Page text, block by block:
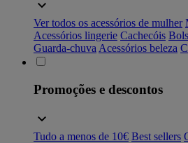
Ver todos os acessórios de mulher
Acessórios lingerie Cachecóis
Guarda-chuva Acessórios beleza
Promoções e descontos
Tudo a menos de 10€ Best sellers